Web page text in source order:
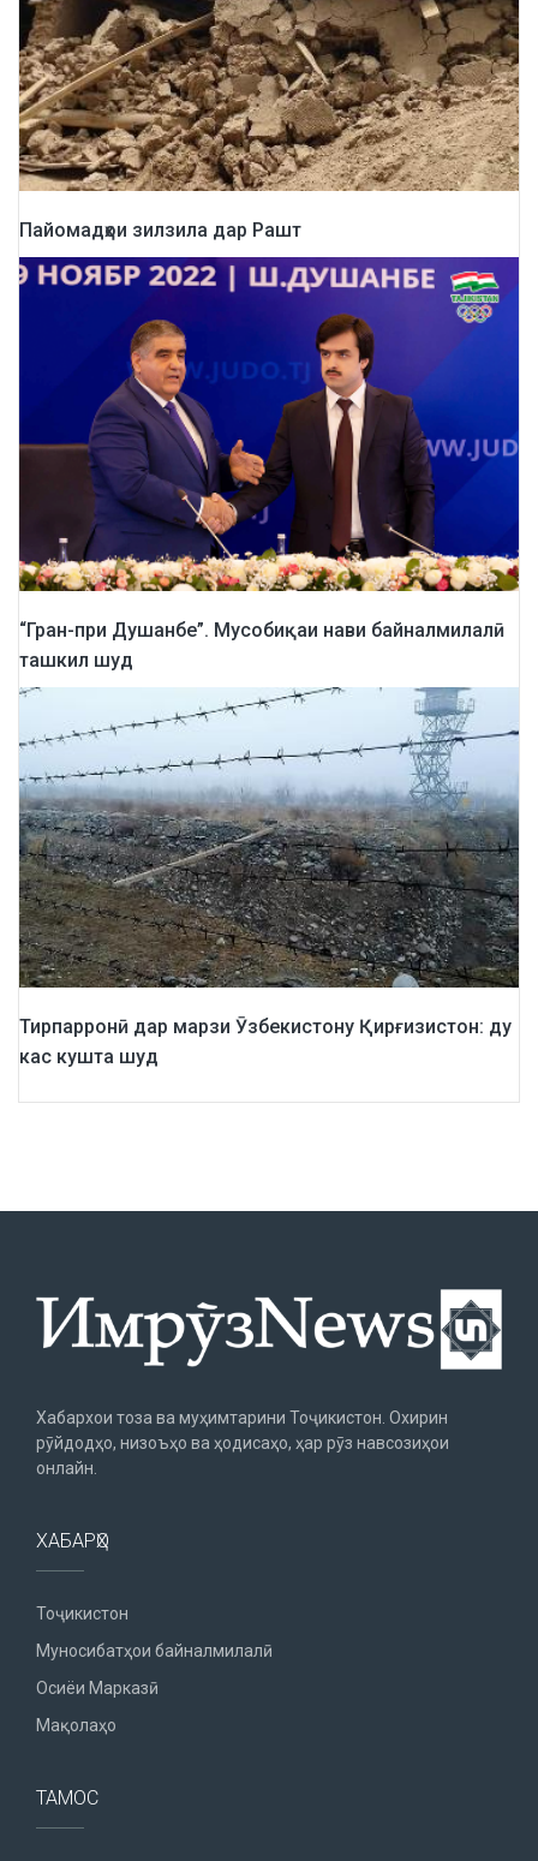
Пайомадҳои зилзила дар Рашт
“Гран-при Душанбе”. Мусобиқаи нави байналмилалӣ
ташкил шуд
Тирпарронӣ дар марзи Ӯзбекистону Қирғизистон: ду
кас кушта шуд
Хабархои тоза ва муҳимтарини Тоҷикистон. Охирин
рӯйдодҳо, низоъҳо ва ҳодисаҳо, ҳар рӯз навсозиҳои
онлайн.
ХАБАРҲО
Тоҷикистон
Муносибатҳои байналмилалӣ
Осиёи Марказӣ
Мақолаҳо
ТАМОС